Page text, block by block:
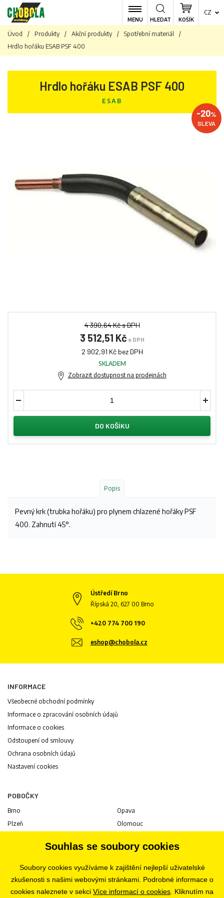
MENU KOŠÍK
CZ
HLEDAT
Úvod / Produkty / Akční produkty / Spotřební materiál
/
Hrdlo hořáku ESAB PSF 400
Hrdlo hořáku ESAB PSF 400
ESAB
-20%
SLEVA
4 390,64 Kč s DPH
3 512,51 Kč s DPH
2 902,91 Kč bez DPH
SKLADEM
Zobrazit dostupnost na prodejnách
DO KOŠÍKU
Popis
Pevný krk (trubka hořáku) pro plynem chlazené hořáky PSF
400. Zahnutí 45°.
Ústředí Brno
Řípská 20, 627 00 Brno
+420 774 700 190
eshop@chobola.cz
INFORMACE
Všeobecné obchodní podmínky
Informace o zpracování osobních údajů
Informace o cookies
Odstoupení od smlouvy
Ochrana osobních údajů
Nastavení cookies
POBOČKY
Brno
Plzeň
Ostrava
Opava
Olomouc
Pardubice
Liberec
Bratislava
Souhlas se soubory cookies
Soubory cookies využíváme k zajištění nejlepší uživatelské
zkušenosti s našimi webovými stránkami. Podrobné informace o
cookies naleznete v sekci Více informací o cookies . Kliknutím na